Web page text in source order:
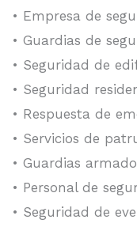
• Empresa de
• Guardias de
• Seguridad de
• Seguridad
• Respuesta de
• Servicios de
• Guardias
• Personal de
• Seguridad de